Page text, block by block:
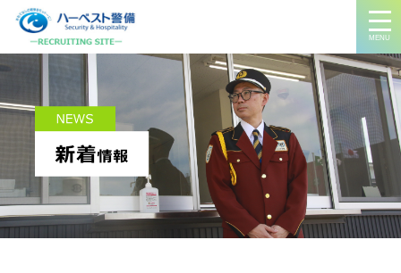
MENU